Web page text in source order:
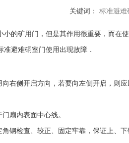
关键词： 标准避难
的矿用门，但是其作用很重要，而在
避难硐室门使用出现故障．
右侧开启方向，若要向左侧开启，则
扇内表面中心线。
钢检查、较正、固定牢靠，保证上、下